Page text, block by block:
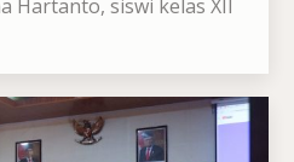
Hartanto, siswi kelas XII